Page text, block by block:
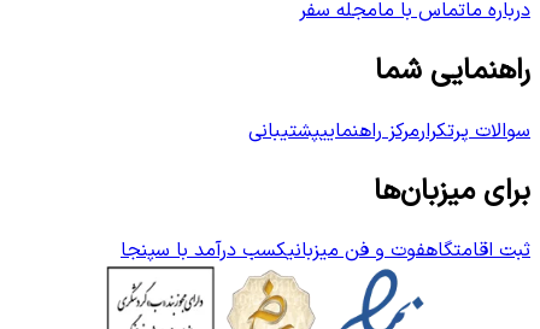
درباره ماتماس با مامجله سفر
راهنمایی شما
سوالات پرتکرارمرکز راهنماییپشتیبانی
برای میزبان‌ها
ثبت اقامتگاهفوت و فن میزبانیکسب درآمد با سپنجا